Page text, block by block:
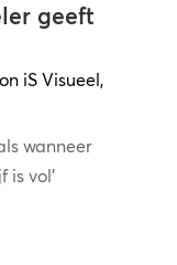
geeft
iS Visueel,
wanneer
is vol'